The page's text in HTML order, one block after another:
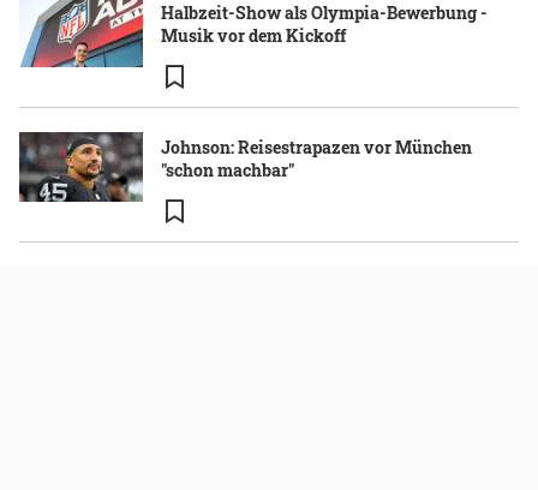
Halbzeit-Show als Olympia-Bewerbung -
Musik vor dem Kickoff
Johnson: Reisestrapazen vor München
"schon machbar"